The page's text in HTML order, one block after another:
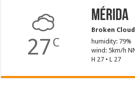
27 C
Mérida
Broken
humidity: 79%
wind: 5km/h
H 27 • L 27